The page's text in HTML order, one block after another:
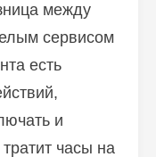
между
сервисом
есть
и
часы на